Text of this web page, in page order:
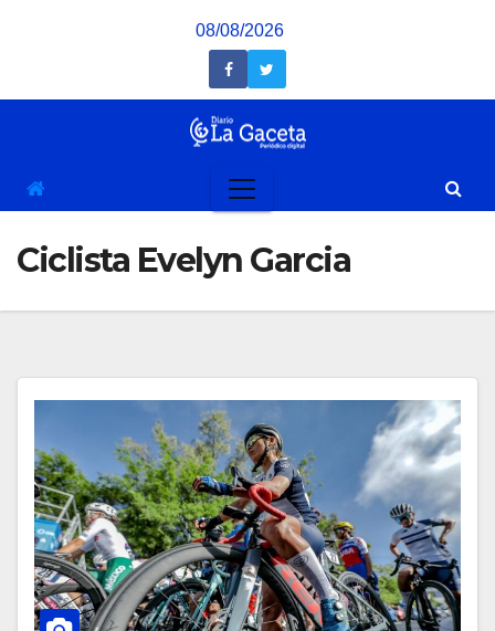
08/08/2026
Ciclista Evelyn Garcia